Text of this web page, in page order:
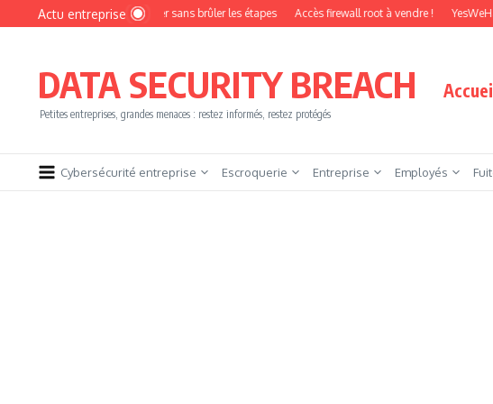
Aller au contenu
Actu entreprise
devenir pentester sans brûler les étapes Accès firewall root à vendre ! YesWeHack
DATA SECURITY BREACH
Petites entreprises, grandes menaces : restez informés, restez protégés
Cybersécurité entreprise Escroquerie Entreprise Employés